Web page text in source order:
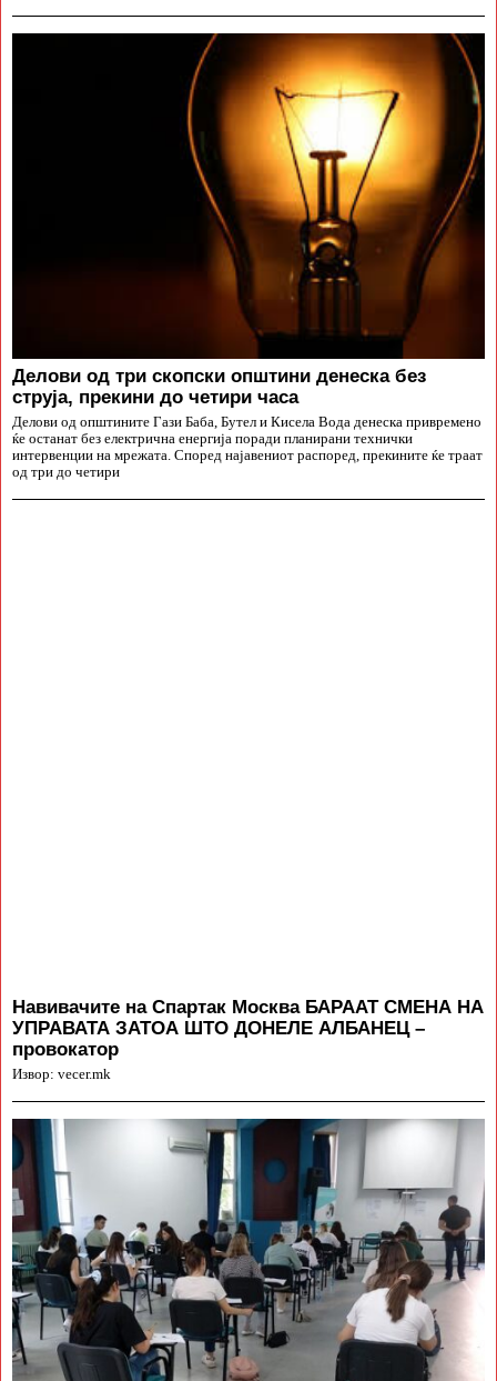
Делови од три скопски општини денеска без
струја, прекини до четири часа
Делови од општините Гази Баба, Бутел и Кисела Вода денеска привремено
ќе останат без електрична енергија поради планирани технички
интервенции на мрежата. Според најавениот распоред, прекините ќе траат
од три до четири
Навивачите на Спартак Москва БАРААТ СМЕНА НА
УПРАВАТА ЗАТОА ШТО ДОНЕЛЕ АЛБАНЕЦ –
провокатор
Извор: vecer.mk